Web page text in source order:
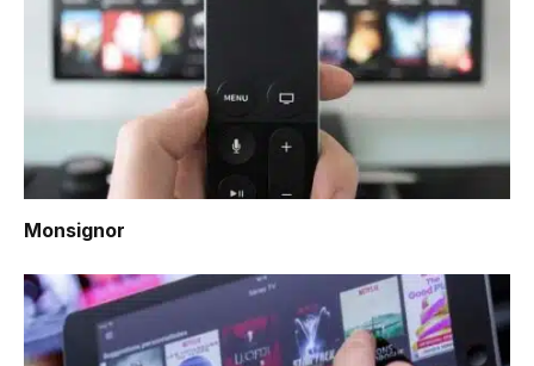
Monsignor